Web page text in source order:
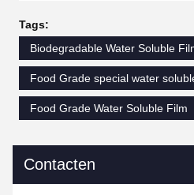
Tags:
Biodegradable Water Soluble
Food Grade special water
Food Grade Water Soluble Film
Contacten